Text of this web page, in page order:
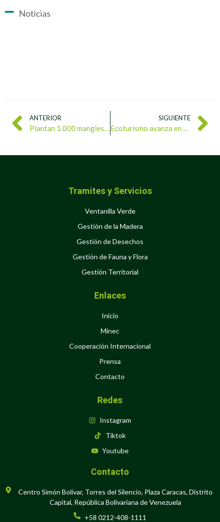
Noticias
ANTERIOR
Plantan 1.000 mangles en la Laguna de La Restinga
SIGUIENTE
Ecoturismo avanza en Guárico con el Plan Vacacional Ríe 2025
Tramites y Servicios
Ventanilla Verde
Gestión de la Madera
Gestión de Desechos
Gestión de Fauna y Flora
Gestión Territorial
Enlaces
Inicio
Minec
Cooperación Internacional
Prensa
Contacto
Redes
Instagram
Tiktok
Youtube
Contacto
Centro Simón Bolívar, Torres del Silencio, Plaza Caracas, Distrito
Capital, República Bolivariana de Venezuela
+58 0212-408-1111